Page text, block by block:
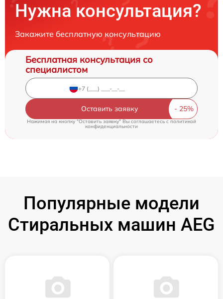
Нужна консультация?
Закажите бесплатную консультацию
Бесплатная консультация со
специалистом
Оставить заявку
Нажимая на кнопку "Оставить заявку" Вы соглашаетесь c политикой
конфиденциальности
Популярные модели
Стиральных машин AEG